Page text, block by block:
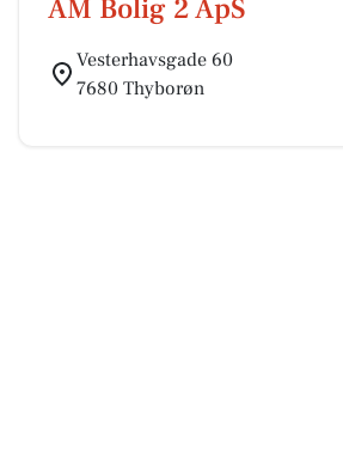
AM Bolig 2 ApS
Vesterhavsgade 60
7680 Thyborøn